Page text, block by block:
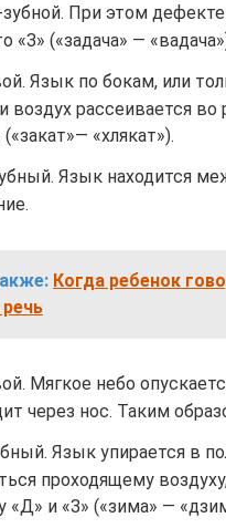
При этом
«З» («задача» —
Язык по бокам, или
воздух рассеивается
«хлякат»).
Язык находится
Когда ребенок
Мягкое небо
через нос. Таким
Язык упирается в
проходящему
«Д» и «З» («зима» —